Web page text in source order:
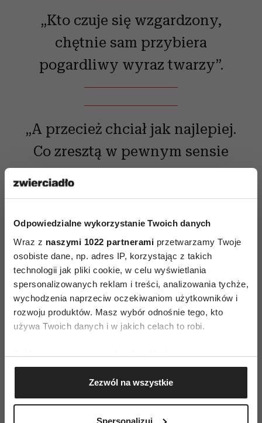
Odpowiedzialne wykorzystanie Twoich danych
Wraz z naszymi 1022 partnerami przetwarzamy Twoje
osobiste dane, np. adres IP, korzystając z takich
technologii jak pliki cookie, w celu wyświetlania
spersonalizowanych reklam i treści, analizowania tychże,
wychodzenia naprzeciw oczekiwaniom użytkowników i
rozwoju produktów. Masz wybór odnośnie tego, kto
używa Twoich danych i w jakich celach to robi.
Jeśli wyrazisz na to zgodę, chcielibyśmy również:
Gromadzić dane dotyczące Twojej lokalizacji
geograficznej z dokładnością nawet do kilku metrów
Identyfikować Twoje urządzenie, aktywnie
Zezwól na wszystkie
Spersonalizuj
„Kto czuje się wzgardzony,
chętnie sam przybiera
pogardliwy wyraz twarzy”.
„A przecież chciał jak najlepiej.
Co zresztą w pewnym sensie
pogarsza tylko sprawę. Ci, co
chcą dobrze, postępują w taki
sam sposób jak ci, co chcą źle”.
„Musisz doznawać bólu i trosk,
inaczej nie stworzysz tekstów
prawdziwie dobrych,
promienie Roentgena”.